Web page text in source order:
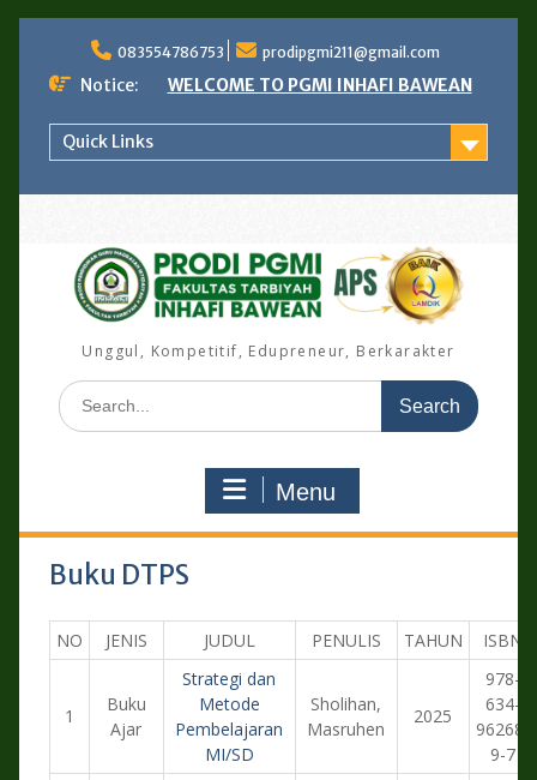
content
083554786753 prodipgmi211@gmail.com
Notice: WELCOME TO PGMI INHAFI BAWEAN
Quick Links
Unggul, Kompetitif, Edupreneur, Berkarakter
Search
for:
Menu
Buku DTPS
NO JENIS JUDUL PENULIS TAHUN ISBN
1
Buku
Ajar
Strategi dan
Metode
Pembelajaran
MI/SD
Sholihan,
Masruhen
2025
978-
634-
96268-
9-7